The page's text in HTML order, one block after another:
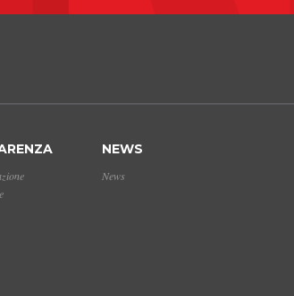
NEWS
News